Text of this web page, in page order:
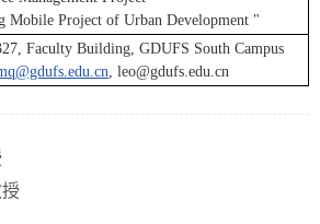
Mobile Project of Urban Development "
Faculty Building, GDUFS South Campus
, leo@gdufs.edu.cn